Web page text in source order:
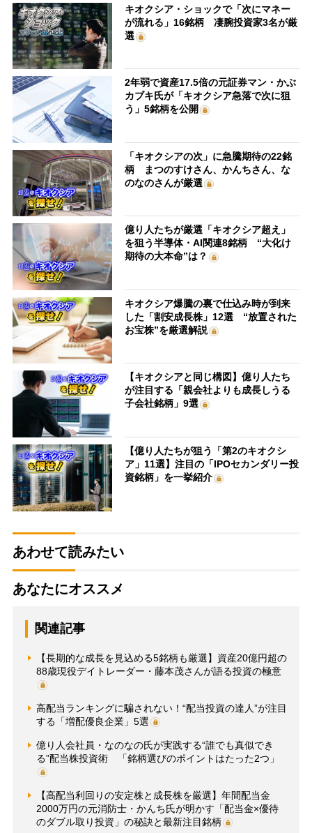
キオクシア・ショックで「次にマネー
が流れる」16銘柄 凄腕投資家3名が厳
選
2年弱で資産17.5倍の元証券マン・かぶ
カブキ氏が「キオクシア急落で次に狙
う」5銘柄を公開
「キオクシアの次」に急騰期待の22銘
柄 まつのすけさん、かんちさん、な
のなのさんが厳選
億り人たちが厳選「キオクシア超え」
を狙う半導体・AI関連8銘柄 “大化け
期待の大本命”は？
キオクシア爆騰の裏で仕込み時が到来
した「割安成長株」12選 “放置された
お宝株”を厳選解説
【キオクシアと同じ構図】億り人たち
が注目する「親会社よりも成長しうる
子会社銘柄」9選
【億り人たちが狙う「第2のキオクシ
ア」11選】注目の「IPOセカンダリー投
資銘柄」を一挙紹介
あわせて読みたい
あなたにオススメ
関連記事
【長期的な成長を見込める5銘柄も厳選】資産20億円超の
88歳現役デイトレーダー・藤本茂さんが語る投資の極意
高配当ランキングに騙されない！“配当投資の達人”が注目
する「増配優良企業」5選
億り人会社員・なのなの氏が実践する“誰でも真似でき
る”配当株投資術 「銘柄選びのポイントはたった2つ」
【高配当利回りの安定株と成長株を厳選】年間配当金
2000万円の元消防士・かんち氏が明かす「配当金×優待
のダブル取り投資」の秘訣と最新注目銘柄